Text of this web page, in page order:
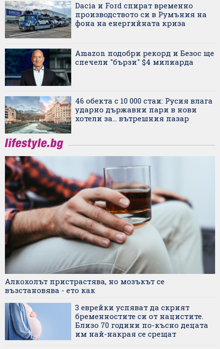
Dacia и Ford спират временно
производството си в Румъния на
фона на енергийната криза
Amazon подобри рекорд и Безос ще
спечели "бързи" $4 милиарда
46 обекта с 10 000 стаи: Русия влага
ударно държавни пари в нови
хотели за... вътрешния пазар
Алкохолът пристрастява, но мозъкът се
възстановява - ето как
3 еврейки успяват да скрият
бременностите си от нацистите.
Близо 70 години по-късно децата
им най-накрая се срещат